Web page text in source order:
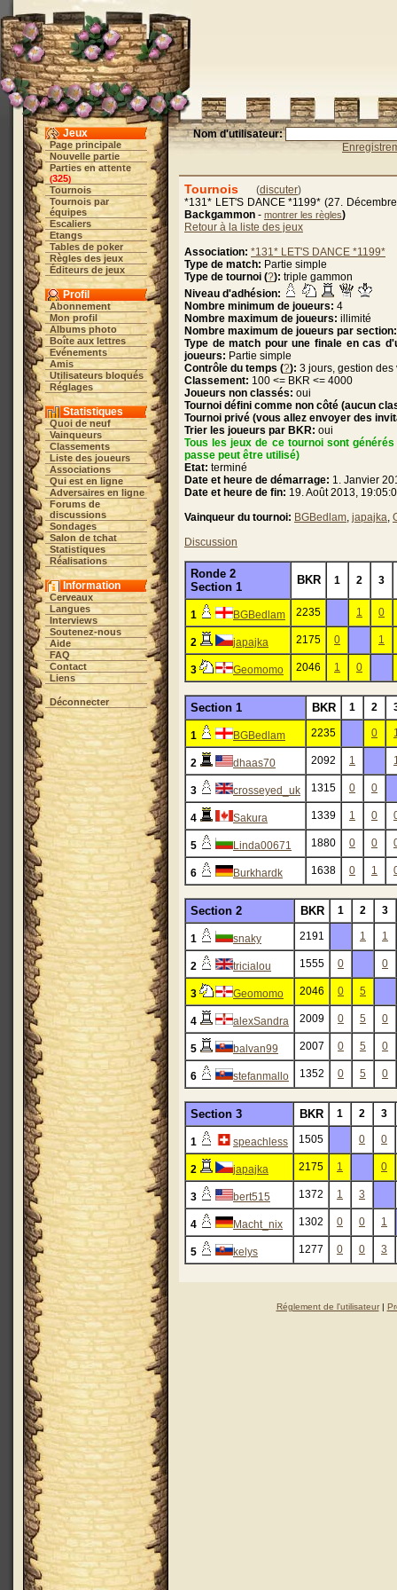
Jeux
Page principale
Nouvelle partie
Parties en attente
(325)
Tournois
Tournois par
équipes
Escaliers
Etangs
Tables de poker
Règles des jeux
Éditeurs de jeux
Profil
Abonnement
Mon profil
Albums photo
Boîte aux lettres
Evénements
Amis
Utilisateurs bloqués
Réglages
Statistiques
Quoi de neuf
Vainqueurs
Classements
Liste des joueurs
Associations
Qui est en ligne
Adversaires en ligne
Forums de
discussions
Sondages
Salon de tchat
Statistiques
Réalisations
Information
Cerveaux
Langues
Interviews
Soutenez-nous
Aide
FAQ
Contact
Liens
Déconnecter
Nom d'utilisateur:
Tournois (discuter)
*131* LET'S DANCE *1199* (27.
Backgammon - montrer les règles)
Retour à la liste des jeux
Association: *131* LET'S DANCE *1199*
Type de match: Partie simple
Type de tournoi (?): triple gammon
Niveau d'adhésion:
Nombre minimum de joueurs: 4
Nombre maximum de joueurs: illimité
Nombre maximum de joueurs par section:
Type de match pour une finale en cas
joueurs: Partie simple
Contrôle du temps (?): 3 jours, gestion
Classement: 100 <= BKR <= 4000
Joueurs non classés: oui
Tournoi défini comme non côté (aucun
Tournoi privé (vous allez envoyer des
Trier les joueurs par BKR: oui
Tous les jeux de ce tournoi sont
passe peut être utilisé)
Etat: terminé
Date et heure de démarrage: 1. Janvier
Date et heure de fin: 19. Août 2013,
Vainqueur du tournoi: BGBedlam, japajka,
Discussion
Ronde 2
Section 1
BKR 1 2 3
1 BGBedlam 2235 1 0
2 japajka 2175 0 1
3 Geomomo 2046 1 0
Section 1 BKR 1 2
1 BGBedlam 2235 0
2 dhaas70 2092 1
3 crosseyed_uk 1315 0 0
4 Sakura 1339 1 0
5 Linda00671 1880 0 0
6 Burkhardk 1638 0 1
Section 2 BKR 1 2 3
1 snaky 2191 1 1
2 tricialou 1555 0 0
3 Geomomo 2046 0 5
4 alexSandra 2009 0 5 0
5 balvan99 2007 0 5 0
6 stefanmallo 1352 0 5 0
Section 3 BKR 1 2 3
1 speachless 1505 0 0
2 japajka 2175 1 0
3 bert515 1372 1 3
4 Macht_nix 1302 0 0 1
5 kelys 1277 0 0 3
Réglement de l'utilisateur|